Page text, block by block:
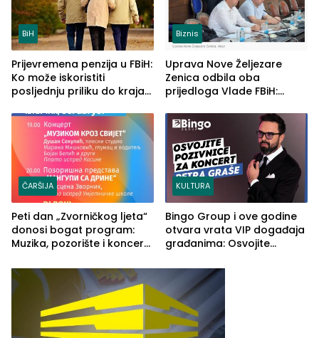
BiH
Prijevremena penzija u FBiH:
Ko može iskoristiti
posljednju priliku do kraja
Biznis
Uprava Nove Željezare
Zenica odbila oba
prijedloga Vlade FBiH:
rješenje
ČARŠIJA
Peti dan „Zvorničkog ljeta“
donosi bogat program:
Muzika, pozorište i koncert
KULTURA
Bingo Group i ove godine
otvara vrata VIP događaja
građanima: Osvojite
Graše